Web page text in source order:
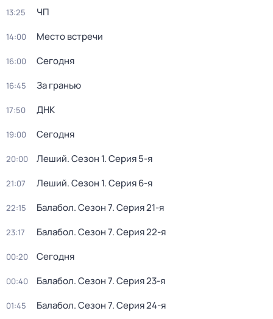
13:25 ЧП
14:00 Место встречи
16:00 Сегодня
16:45 За гранью
17:50 ДНК
19:00 Сегодня
20:00 Леший. Сезон 1. Серия 5-я
21:07 Леший. Сезон 1. Серия 6-я
22:15 Балабол. Сезон 7. Серия 21-я
23:17 Балабол. Сезон 7. Серия 22-я
00:20 Сегодня
00:40 Балабол. Сезон 7. Серия 23-я
01:45 Балабол. Сезон 7. Серия 24-я